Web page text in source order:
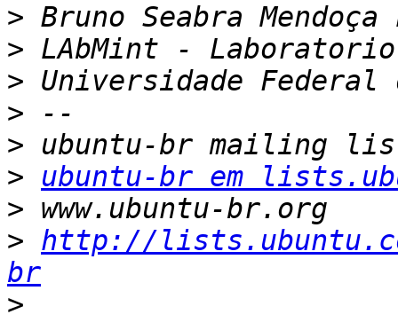
>
>
>
>
>
>
ubuntu-br em
>
> http://
br
>